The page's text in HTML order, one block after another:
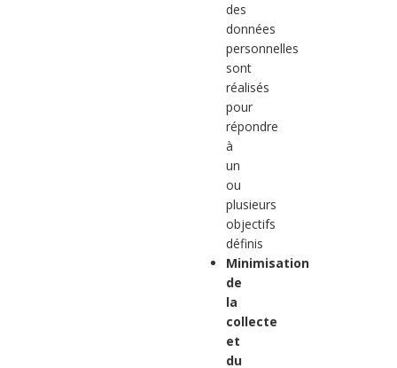
des
données
personnelles
sont
réalisés
pour
répondre
à
un
ou
plusieurs
objectifs
définis
Minimisation
de
la
collecte
et
du